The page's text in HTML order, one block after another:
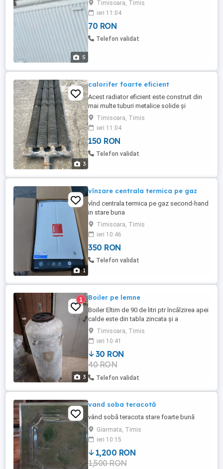
5
Timisoara, Timis
ieri 11:04
70 RON
Telefon validat
3
calorifer foarte eficient
Acest radiator eficient este construit din
mai multe tuburi metalice solide și
rezistente. Poate fi utilizat pentru
încălzirea spațiilor sau ca sursă de
încălzire suplimentară. BUN PENTRU
ÎNCĂLZIREA SERELOR
Timisoara, Timis
ieri 11:04
150 RON
Telefon validat
1
vînzare centrala termica pe gaz
vînd centrala termica pe gaz second-hand
in stare buna
Timisoara, Timis
ieri 10:46
350 RON
Telefon validat
3
1 Boiler pe lemne
Boiler Eltim de 90 de litri ptr încălzirea apei
calde este din tabla zincata și a
funcționat, are un por trebuie sudat eu nu
mă pricep
Timisoara, Timis
ieri 10:41
30 RON
40 RON
Telefon validat
vand soba teracotă
vând sobă teracota stare foarte bună
Giarmata, Timis
ieri 10:15
1,200 RON
1,500 RON